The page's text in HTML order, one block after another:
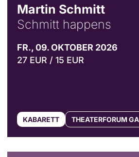
Martin Schmitt
Schmitt happens
FR., 09. OKTOBER 2026
27 EUR / 15 EUR
KABARETT THEATERFORUM